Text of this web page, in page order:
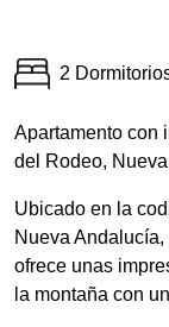
2
Apartamento con
del Rodeo,
Ubicado en la
Nueva
ofrece unas
la montaña con